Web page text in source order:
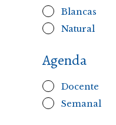
Blancas
Natural
Agenda
Docente
Semanal